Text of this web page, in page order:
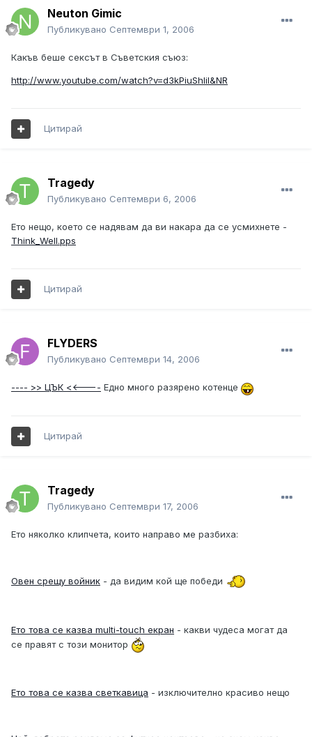
Neuton Gimic
Публикувано Септември 1, 2006
Какъв беше сексът в Съветския съюз:
http://www.youtube.com/watch?v=d3kPiuShIiI&NR
Цитирай
Tragedy
Публикувано Септември 6, 2006
Ето нещо, което се надявам да ви накара да се усмихнете -
Think_Well.pps
Цитирай
FLYDERS
Публикувано Септември 14, 2006
---- >> ЦЪК <<---- Едно много разярено котенце
Цитирай
Tragedy
Публикувано Септември 17, 2006
Ето няколко клипчета, които направо ме разбиха:
Овен срещу войник - да видим кой ще победи
Ето това се казва multi-touch екран - какви чудеса могат да
се правят с този монитор
Ето това се казва светкавица - изключително красиво нещо